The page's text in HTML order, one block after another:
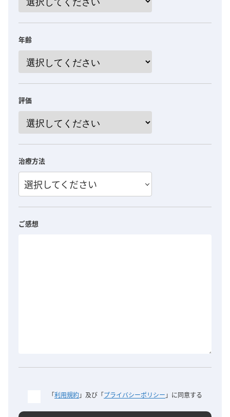
年齢
評価
治療方法
選択してください
ご感想
「利用規約」及び「プライバシーポリシー 」に同意する